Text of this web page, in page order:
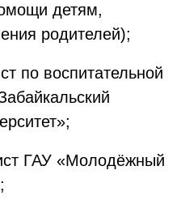
детям,
родителей);
по воспитательной
ГАУ «Молодёжный